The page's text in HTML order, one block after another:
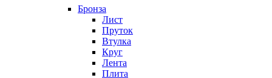
Бронза
Лист
Пруток
Втулка
Круг
Лента
Плита